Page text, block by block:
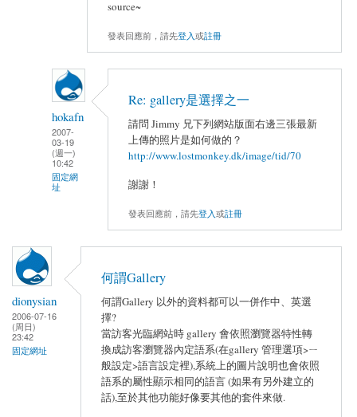
source~
發表回應前，請先登入或註冊
hokafn
2007-
03-19
(週一)
10:42
固定網
址
Re: gallery是選擇之一
請問 Jimmy 兄下列網站版面右邊三張最新
上傳的照片是如何做的？
http://www.lostmonkey.dk/image/tid/70
謝謝！
發表回應前，請先登入或註冊
dionysian
2006-07-16
(周日)
23:42
固定網址
何謂Gallery
何謂Gallery 以外的資料都可以一併作中、英選
擇?
當訪客光臨網站時 gallery 會依照瀏覽器特性轉
換成訪客瀏覽器內定語系(在gallery 管理選項>ㄧ
般設定>語言設定裡),系統上的圖片說明也會依照
語系的屬性顯示相同的語言 (如果有另外建立的
話),至於其他功能好像要其他的套件來做.